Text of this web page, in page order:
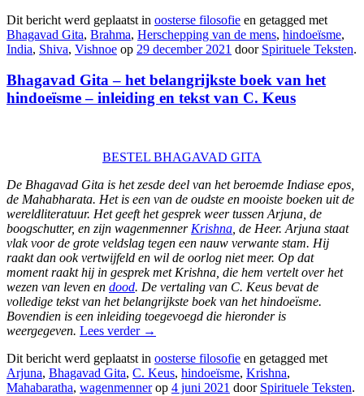
Dit bericht werd geplaatst in oosterse filosofie en getagged met
Bhagavad Gita, Brahma, Herschepping van de mens, hindoeïsme,
India, Shiva, Vishnoe op 29 december 2021 door Spirituele Teksten.
Bhagavad Gita – het belangrijkste boek van het
hindoeïsme – inleiding en tekst van C. Keus
BESTEL BHAGAVAD GITA
De Bhagavad Gita is het zesde deel van het beroemde Indiase epos,
de Mahabharata. Het is een van de oudste en mooiste boeken uit de
wereldliteratuur. Het geeft het gesprek weer tussen Arjuna, de
boogschutter, en zijn wagenmenner Krishna , de Heer. Arjuna staat
vlak voor de grote veldslag tegen een nauw verwante stam. Hij
raakt dan ook vertwijfeld en wil de oorlog niet meer. Op dat
moment raakt hij in gesprek met Krishna, die hem vertelt over het
wezen van leven en dood. De vertaling van C. Keus bevat de
volledige tekst van het belangrijkste boek van het hindoeïsme.
Bovendien is een inleiding toegevoegd die hieronder is
weergegeven. Lees verder →
Dit bericht werd geplaatst in oosterse filosofie en getagged met
Arjuna, Bhagavad Gita, C. Keus, hindoeïsme, Krishna,
Mahabaratha, wagenmennerop 4 juni 2021 door Spirituele Teksten.